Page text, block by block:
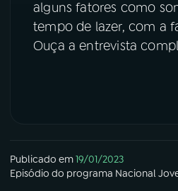
alguns fatores como
tempo de lazer, com a
Ouça a entrevista
Publicado em19/01/2023
Episódio do programa Nacional